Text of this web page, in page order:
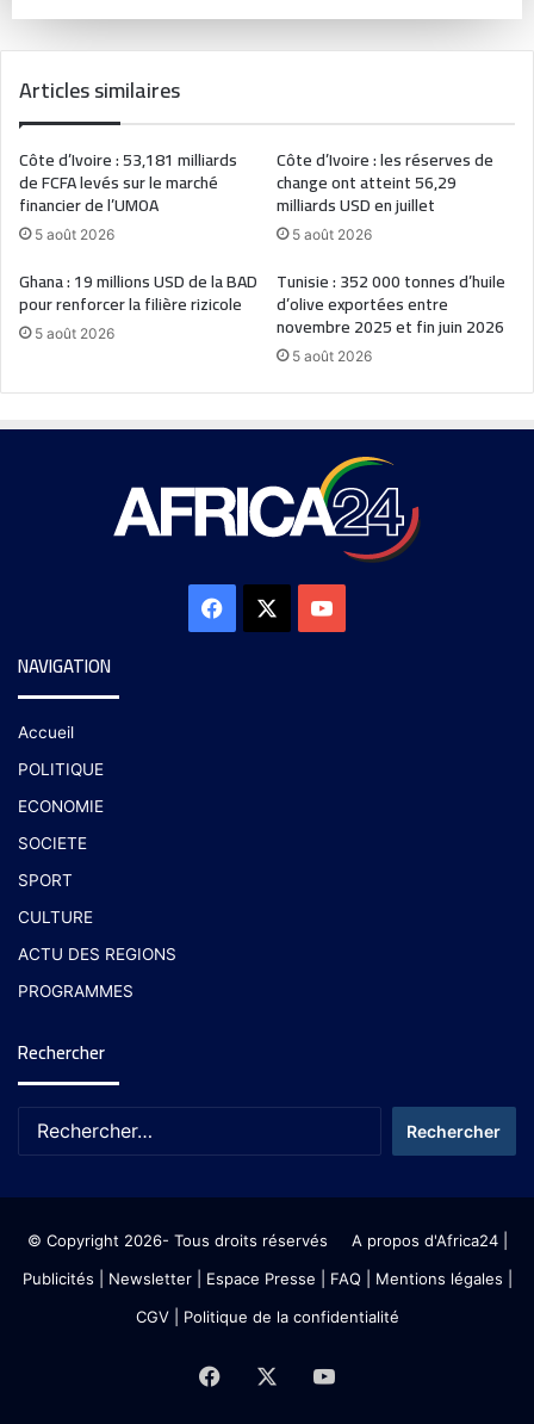
Articles similaires
Côte d’Ivoire : 53,181 milliards
de FCFA levés sur le marché
financier de l’UMOA
5 août 2026
Côte d’Ivoire : les réserves de
change ont atteint 56,29
milliards USD en juillet
5 août 2026
Ghana : 19 millions USD de la BAD
pour renforcer la filière rizicole
5 août 2026
Tunisie : 352 000 tonnes d’huile
d’olive exportées entre
novembre 2025 et fin juin 2026
5 août 2026
NAVIGATION
Accueil
POLITIQUE
ECONOMIE
SOCIETE
SPORT
CULTURE
ACTU DES REGIONS
PROGRAMMES
Rechercher
© Copyright 2026- Tous droits réservés A propos d'Africa24|
Publicités
Newsletter| Espace Presse | FAQ | Mentions légales
CGV| Politique de la confidentialité